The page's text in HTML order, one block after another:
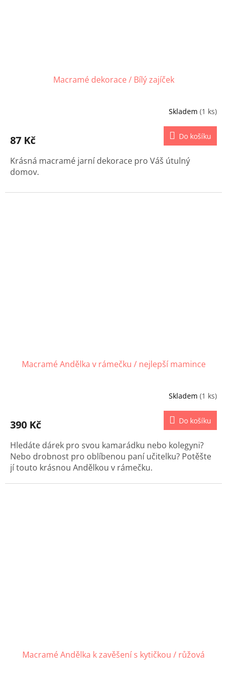
Macramé dekorace / Bílý zajíček
Skladem (1 ks)
87 Kč Do košíku
Krásná macramé jarní dekorace pro Váš útulný
domov.
Macramé Andělka v rámečku / nejlepší mamince
Skladem (1 ks)
390 Kč Do košíku
Hledáte dárek pro svou kamarádku nebo kolegyni?
Nebo drobnost pro oblíbenou paní učitelku? Potěšte
jí touto krásnou Andělkou v rámečku.
Macramé Andělka k zavěšení s kytičkou / růžová